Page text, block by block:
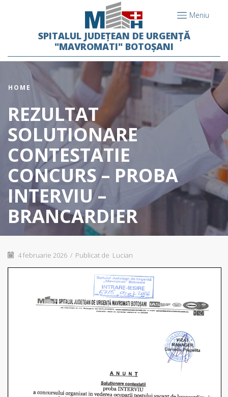
Meniu
SPITALUL JUDEȚEAN DE URGENȚĂ
"MAVROMATI" BOTOȘANI
HOME
REZULTAT
SOLUTIONARE
CONTESTATIE
CONCURS – PROBA
INTERVIU –
BRANCARDIER
4 februarie 2026 / Publicat de Lucian